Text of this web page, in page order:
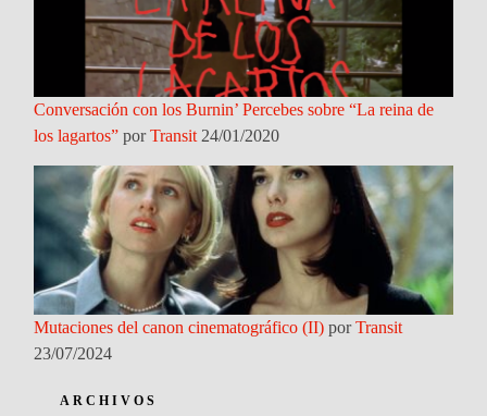
Conversación con los Burnin’ Percebes sobre “La reina de
los lagartos” porTransit 24/01/2020
Mutaciones del canon cinematográfico (II) porTransit
23/07/2024
ARCHIVOS